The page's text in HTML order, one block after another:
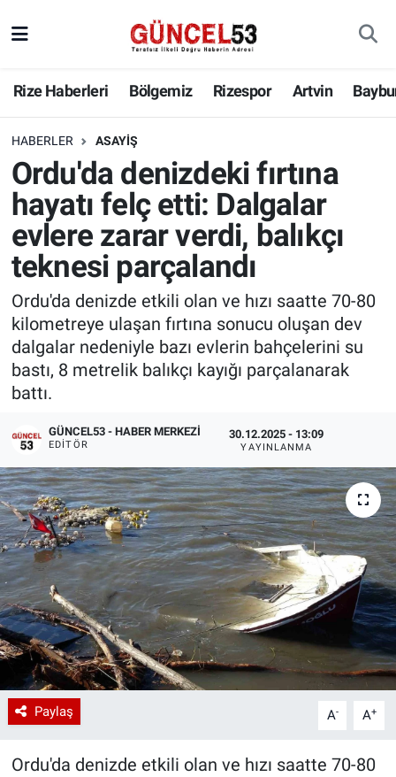
Rize Haberleri Bölgemiz Rizespor Artvin
HABERLER ASAYIŞ
Ordu'da denizdeki fırtına
hayatı felç etti: Dalgalar
evlere zarar verdi, balıkçı
teknesi parçalandı
Ordu'da denizde etkili olan ve hızı saatte 70-80
kilometreye ulaşan fırtına sonucu oluşan dev
dalgalar nedeniyle bazı evlerin bahçelerini su
bastı, 8 metrelik balıkçı kayığı parçalanarak
battı.
GÜNCEL53 - HABER MERKEZI
EDITÖR
30.12.2025 - 13:09
YAYINLANMA
Paylaş A- A+
Ordu'da denizde etkili olan ve hızı saatte 70-80